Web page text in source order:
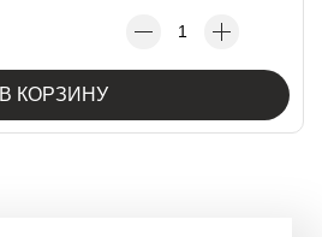
В КОРЗИНУ